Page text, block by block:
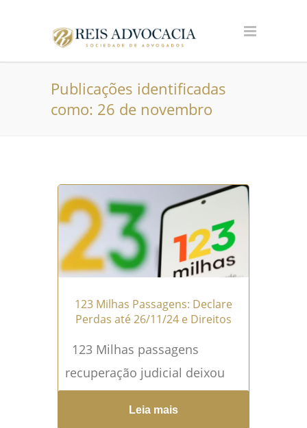
Publicações identificadas
como: 26 de novembro
123 Milhas Passagens: Declare
Perdas até 26/11/24 e Direitos
123 Milhas passagens
recuperação judicial deixou
muitos consumidores
inseguros quanto aos
Leia mais